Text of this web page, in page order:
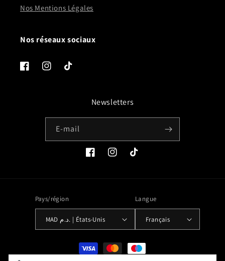
Nos Mentions Légales
Nos réseaux sociaux
FacebookInstagramTikTok
Newsletters
E-mail
FacebookInstagramTikTok
Pays/région
MAD د.م. | États-Unis
Langue
Français
Moyens
de